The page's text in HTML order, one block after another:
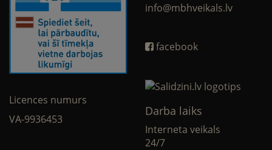
Licences numurs
VA-9936453
info@mbhveikals.lv
facebook
Darba laiks
Interneta veikals
24/7